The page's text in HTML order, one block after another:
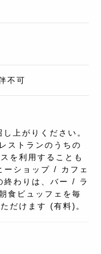
不可
上がりください。
ストランのうちの
を利用することも
ーショップ / カフェ
終わりは、バー / ラ
食ビュッフェを毎
だけます (有料)。